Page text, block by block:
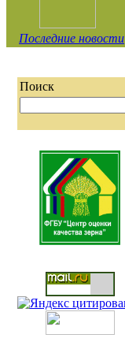
Последние новости
Поиск